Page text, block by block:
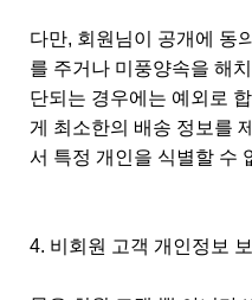
다만, 회원님이 공개에 동
를 주거나 미풍양속을 해
단되는 경우에는 예외로
게 최소한의 배송 정보를
서 특정 개인을 식별할 수
4. 비회원 고객 개인정보